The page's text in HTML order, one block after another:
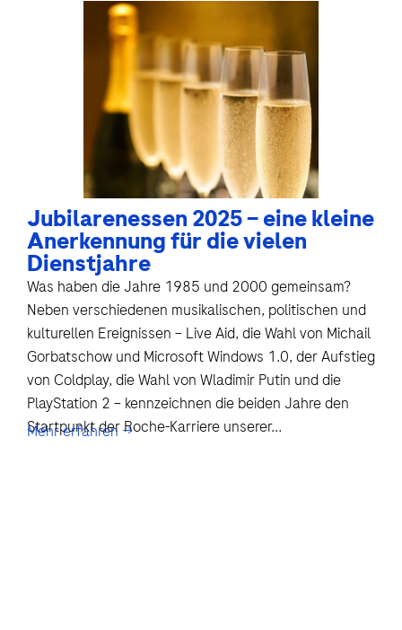
Jubilarenessen 2025 – eine kleine
Anerkennung für die vielen
Dienstjahre
Was haben die Jahre 1985 und 2000 gemeinsam?
Neben verschiedenen musikalischen, politischen und
kulturellen Ereignissen – Live Aid, die Wahl von Michail
Gorbatschow und Microsoft Windows 1.0, der Aufstieg
von Coldplay, die Wahl von Wladimir Putin und die
PlayStation 2 – kennzeichnen die beiden Jahre den
Startpunkt der Roche-Karriere unserer...
Mehr erfahren →